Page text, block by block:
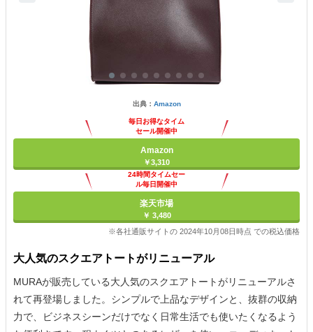
出典： Amazon
毎日お得なタイム
セール開催中
Amazon
￥3,310
24時間タイムセー
ル毎日開催中
楽天市場
￥ 3,480
※各社通販サイトの 2024年10月08日時点 での税込価格
大人気のスクエアトートがリニューアル
MURAが販売している大人気のスクエアトートがリニューアルさ
れて再登場しました。シンプルで上品なデザインと、抜群の収納
力で、ビジネスシーンだけでなく日常生活でも使いたくなるよう